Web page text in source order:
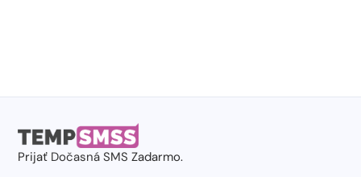
Prijať Dočasná SMS Zadarmo.